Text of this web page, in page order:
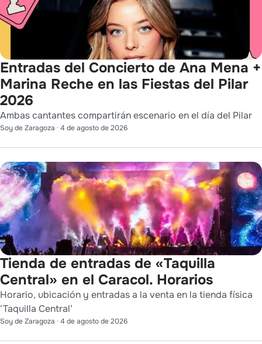
Entradas del Concierto de Ana Mena +
Marina Reche en las Fiestas del Pilar
2026
Ambas cantantes compartirán escenario en el día del Pilar
Soy de Zaragoza · 4 de agosto de 2026
Tienda de entradas de «Taquilla
Central» en el Caracol. Horarios
Horario, ubicación y entradas a la venta en la tienda física
‘Taquilla Central’
Soy de Zaragoza · 4 de agosto de 2026